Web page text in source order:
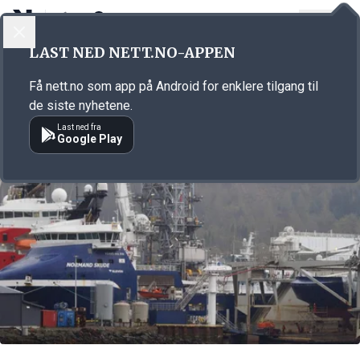
Annonsørinnhold
LAST NED NETT.NO-APPEN
Få nett.no som app på Android for enklere tilgang til
de siste nyhetene.
Last ned fra
Google Play